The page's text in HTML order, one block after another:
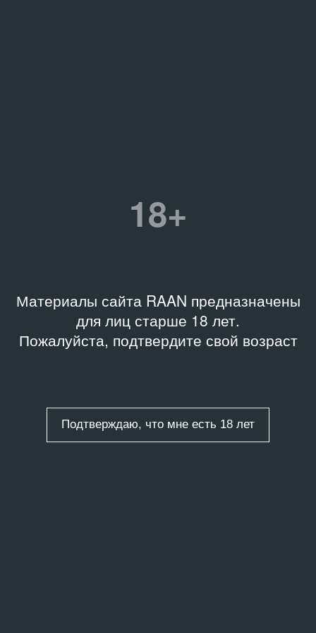
18+
Материалы сайта RAAN предназначены
для лиц старше 18 лет.
Пожалуйста, подтвердите свой возраст
Подтверждаю, что мне есть 18 лет